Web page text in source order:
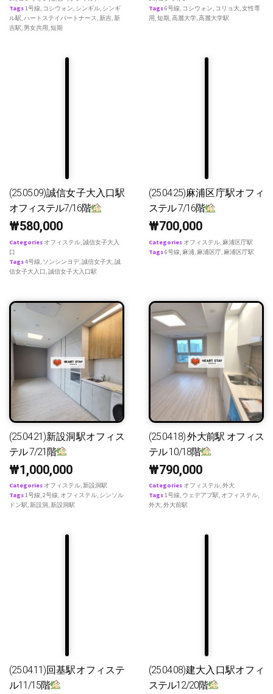
Tags1号線, コシウォン, シンギル, シンギ
ル駅,ハートステイパートナース,新吉,新
吉駅, 男女共用,短期
Tags6号線, コシウォン, コリョ大,女性専
用,短期,高麗大学,高麗大学駅
(25.05.09)誠信女子大入口駅
オフィステル7/16階
₩580,000
Categories オフィステル 誠信女子大入
口
Tags4号線 ソンシンヨデ 誠信女子大 誠
信女子大入口 誠信女子大入口駅
(25.04.25)麻浦区庁駅オフィ
ステル 7/16階
₩700,000
Categories オフィステル 麻浦区庁駅
Tags6号線 麻浦 麻浦区庁 麻浦区庁駅
(25.04.21)新設洞駅オフィス
テル 7/21階
₩1,000,000
Categories オフィステル,新設洞駅
Tags1号線,2号線, オフィステル, シンソル
ドン駅,新設洞,新設洞駅
(25.04.18) 外大前駅 オフィス
テル 10/18階
₩790,000
Categories オフィステル,外大
Tags1号線, ウェデアプ駅, オフィステル,
外大,外大前駅
(25.04.11)回基駅オフィステ
ル11/15階
(25.04.08)建大入口駅オフィ
ステル12/20階